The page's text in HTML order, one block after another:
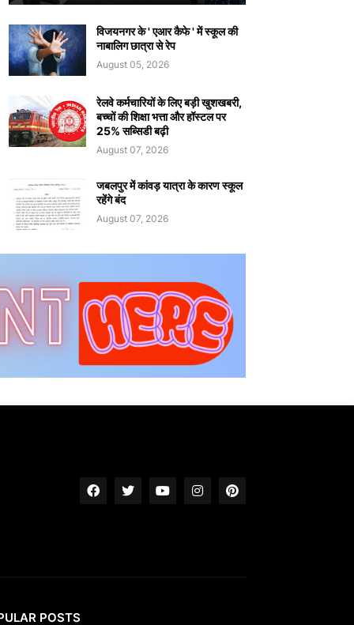
विजयनगर के ' एआर कैफे ' में स्कूल की
नाबालिग छात्रा से रेप
August 05, 2026
रेलवे कर्मचारियों के लिए बड़ी खुशखबरी,
बच्चों की शिक्षा भत्ता और हॉस्टल पर
25% सब्सिडी बढ़ी
August 07, 2026
जबलपुर में कांवड़ यात्रा के कारण स्कूल
रहेंगे बंद
August 07, 2026
POSTS